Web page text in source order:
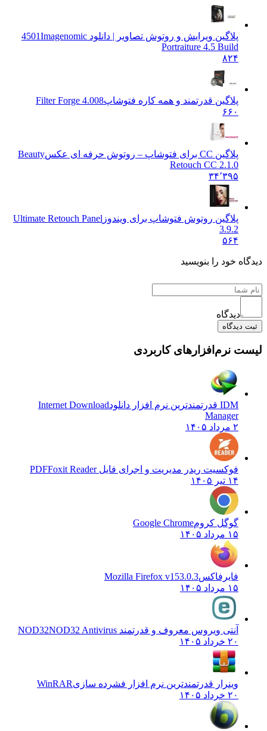
پلاگین ویرایش و روتوش تصاویر | دانلود 4501 Imagenomic
Portraiture 4.5 Build
۸۲۴
پلاگین قدرتمند و همه کاره فتوشاپFilter Forge 4.008
۶۶۰
پلاگین CC برای فتوشاپ – روتوش حرفه ای عکس
Beauty
Retouch CC 2.1.0
۳۴٬۳۹۵
پلاگین روتوش فتوشاپ برای ویندوز Ultimate Retouch Panel
3.9.2
۵۶۴
دیدگاه خود را بنویسید
دیدگاه
ثبت دیدگاه
لیست نرم‌افزارهای کاربردی
IDM قدرتمندترین نرم افزار دانلود
Internet Download
Manager
۲ مرداد ۱۴۰۵
فوکسیت ریدر مدیریت و اجرای فایل PDFFoxit Reader
۱۴ تیر ۱۴۰۵
گوگل کرومGoogle Chrome
۱۵ مرداد ۱۴۰۵
فایرفاکسMozilla Firefox v153.0.3
۱۵ مرداد ۱۴۰۵
آنتی ویروس معروف و قدرتمند NOD32 NOD32 Antivirus
۲۰ خرداد ۱۴۰۵
وینرار قدرتمندترین نرم افزار فشرده سازیWinRAR
۲۰ خرداد ۱۴۰۵